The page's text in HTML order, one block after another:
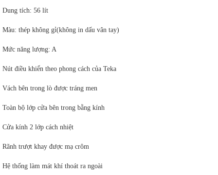
Dung tích: 56 lít
Màu: thép không gỉ(không in dấu vân tay)
Mức năng lượng: A
Nút điều khiển theo phong cách của Teka
Vách bên trong lò được tráng men
Toàn bộ lớp cửa bên trong bằng kính
Cửa kính 2 lớp cách nhiệt
Rãnh trượt khay được mạ crôm
Hệ thống làm mát khí thoát ra ngoài